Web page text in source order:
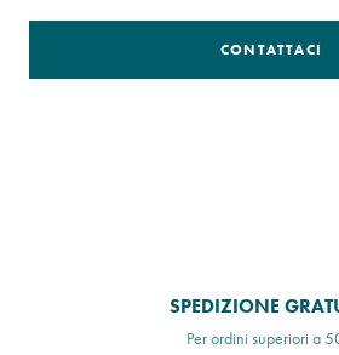
CONTATTACI
SPEDIZIONE
Per ordini superiori a